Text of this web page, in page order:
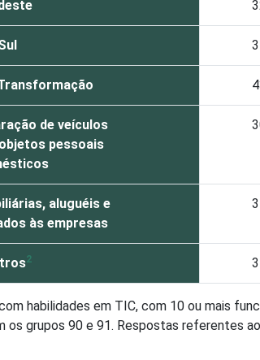
de veículos
pessoais
aluguéis e
às empresas
2
habilidades em TIC, com 10 ou mais
os grupos 90 e 91. Respostas referentes